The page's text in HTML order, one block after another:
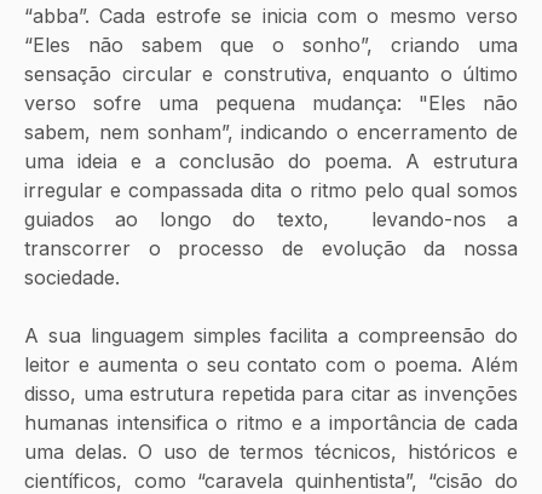
“abba”. Cada estrofe se inicia com o mesmo verso
“Eles não sabem que o sonho”, criando uma
sensação circular e construtiva, enquanto o último
verso sofre uma pequena mudança: "Eles não
sabem, nem sonham”, indicando o encerramento de
uma ideia e a conclusão do poema. A estrutura
irregular e compassada dita o ritmo pelo qual somos
guiados ao longo do texto,  levando-nos a
transcorrer o processo de evolução da nossa
sociedade.
A sua linguagem simples facilita a compreensão do
leitor e aumenta o seu contato com o poema. Além
disso, uma estrutura repetida para citar as invenções
humanas intensifica o ritmo e a importância de cada
uma delas. O uso de termos técnicos, históricos e
científicos, como “caravela quinhentista”, “cisão do